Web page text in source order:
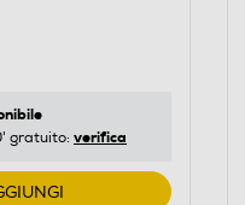
gratuito: verifica